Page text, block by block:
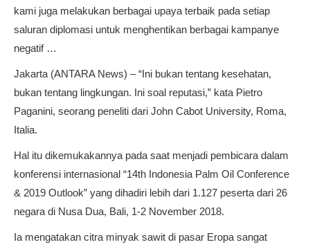
kami juga melakukan berbagai upaya terbaik pada setiap
saluran diplomasi untuk menghentikan berbagai kampanye
negatif …
Jakarta (ANTARA News) – “Ini bukan tentang kesehatan,
bukan tentang lingkungan. Ini soal reputasi,” kata Pietro
Paganini, seorang peneliti dari John Cabot University, Roma,
Italia.
Hal itu dikemukakannya pada saat menjadi pembicara dalam
konferensi internasional “14th Indonesia Palm Oil Conference
& 2019 Outlook” yang dihadiri lebih dari 1.127 peserta dari 26
negara di Nusa Dua, Bali, 1-2 November 2018.
Ia mengatakan citra minyak sawit di pasar Eropa sangat